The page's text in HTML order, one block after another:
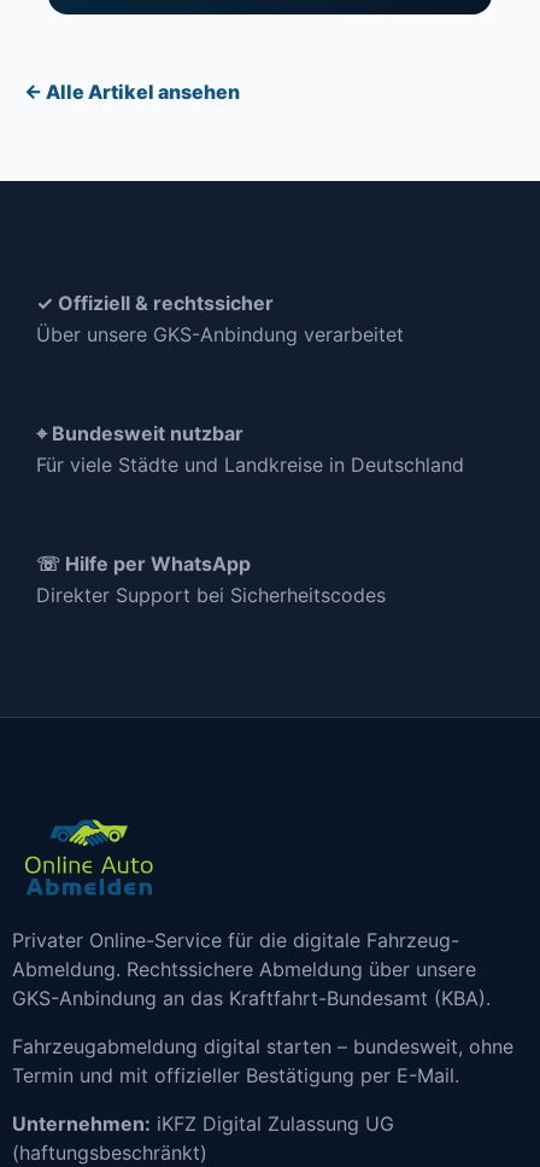
← Alle Artikel ansehen
✓ Offiziell & rechtssicher
Über unsere GKS-Anbindung verarbeitet
⌖ Bundesweit nutzbar
Für viele Städte und Landkreise in Deutschland
☏ Hilfe per WhatsApp
Direkter Support bei Sicherheitscodes
Privater Online-Service für die digitale Fahrzeug-
Abmeldung. Rechtssichere Abmeldung über unsere
GKS-Anbindung an das Kraftfahrt-Bundesamt (KBA).
Fahrzeugabmeldung digital starten – bundesweit, ohne
Termin und mit offizieller Bestätigung per E-Mail.
Unternehmen: iKFZ Digital Zulassung UG
(haftungsbeschränkt)